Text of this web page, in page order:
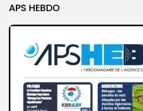
APS HEBDO